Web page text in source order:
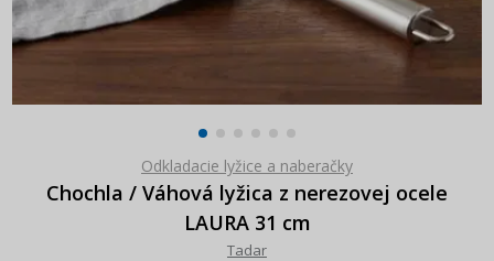
Odkladacie lyžice a naberačky
Chochla / Váhová lyžica z nerezovej ocele
LAURA 31 cm
Tadar